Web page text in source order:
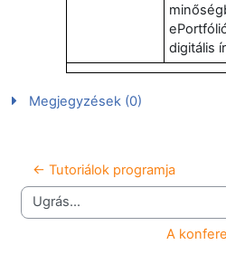
digitális
Megjegyzések (0)
← Tutoriálok programja
Ugrás...
A